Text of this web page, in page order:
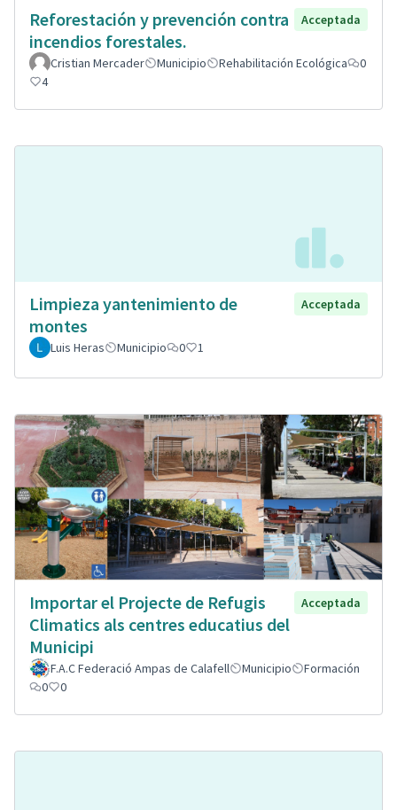
Reforestación y prevención contra
incendios forestales.
Acceptada
Cristian Mercader Municipio Rehabilitación Ecológica
0
4
Limpieza yantenimiento de
montes
Acceptada
Luis Heras Municipio 0 1
Importar el Projecte de Refugis
Climatics als centres educatius del
Municipi
Acceptada
F.A.C Federació Ampas de Calafell Municipio
Formación
0
0